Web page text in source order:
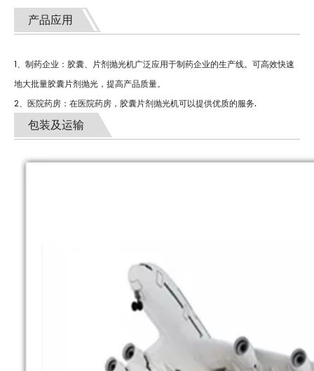
产品应用
1、制药企业：胶囊、片剂抛光机广泛应用于制药企业的生产线。可高效快速
地大批量胶囊片剂抛光，提高产品质量。
2、医院药房：在医院药房，胶囊片剂抛光机可以提供优质的服务.
包装及运输